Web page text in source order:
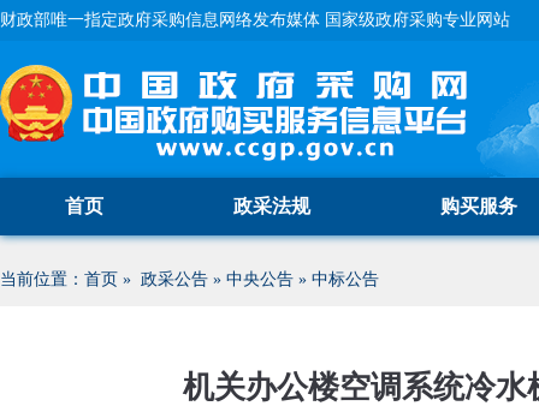
财政部唯一指定政府采购信息网络发布媒体 国家级政府采购专业网站
首页 政采法规 购买服务
当前位置： 首页 » 政采公告 » 中央公告 » 中标公告
机关办公楼空调系统冷